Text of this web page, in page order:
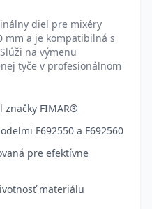
diel pre mixéry
mm a je kompatibilná s
na výmenu
tyče v profesionálnom
FIMAR®
F692550 a F692560
pre efektívne
materiálu